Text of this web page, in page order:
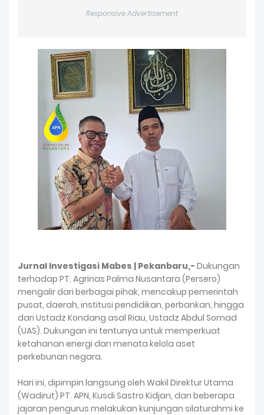
Responsive Advertisement
Jurnal Investigasi Mabes | Pekanbaru,- Dukungan
terhadap PT. Agrinas Palma Nusantara (Persero)
mengalir dari berbagai pihak, mencakup pemerintah
pusat, daerah, institusi pendidikan, perbankan, hingga
dari Ustadz Kondang asal Riau, Ustadz Abdul Somad
(UAS). Dukungan ini tentunya untuk memperkuat
ketahanan energi dan menata kelola aset
perkebunan negara.
Hari ini, dipimpin langsung oleh Wakil Direktur Utama
(Wadirut) PT. APN, Kusdi Sastro Kidjan, dan beberapa
jajaran pengurus melakukan kunjungan silaturahmi ke